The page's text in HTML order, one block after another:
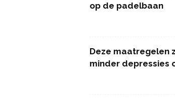
op de padelbaan
Deze maatregelen
minder depressies